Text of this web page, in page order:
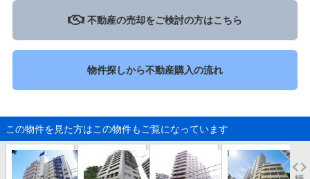
不動産の売却をご検討の方はこちら
物件探しから不動産購入の流れ
この物件を見た方はこの物件もご覧になっています